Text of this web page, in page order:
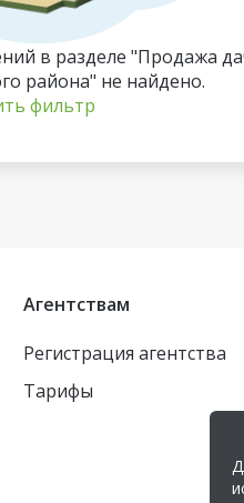
в разделе "Продажа
района" не найдено.
фильтр
Агентствам
Регистрация агентства
Тарифы